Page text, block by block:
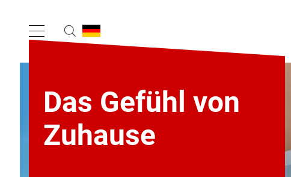
Das Gefühl von
Zuhause